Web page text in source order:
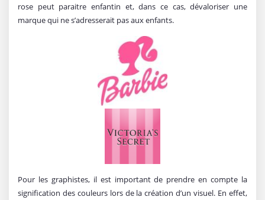
rose peut paraitre enfantin et, dans ce cas, dévaloriser une
marque qui ne s’adresserait pas aux enfants.
Pour les graphistes, il est important de prendre en compte la
signification des couleurs lors de la création d’un visuel. En effet,